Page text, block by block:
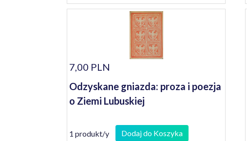
7,00 PLN
Odzyskane gniazda: proza i poezja
o Ziemi Lubuskiej
1 produkt/y Dodaj do Koszyka